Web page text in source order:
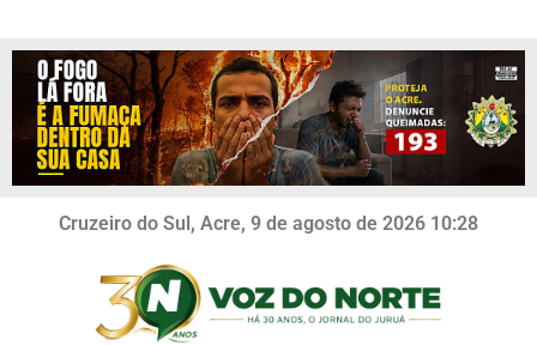
Cruzeiro do Sul, Acre, 9 de agosto de 2026 10:28